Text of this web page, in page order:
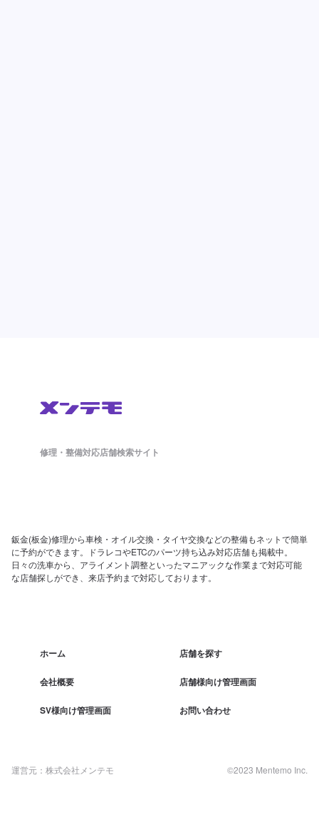
修理・整備対応店舗検索サイト
鈑金(板金)修理から車検・オイル交換・タイヤ交換などの整備もネットで簡単
に予約ができます。ドラレコやETCのパーツ持ち込み対応店舗も掲載中。
日々の洗車から、アライメント調整といったマニアックな作業まで対応可能
な店舗探しができ、来店予約まで対応しております。
ホーム 店舗を探す
会社概要 店舗様向け管理画面
SV様向け管理画面 お問い合わせ
運営元：株式会社メンテモ ©2023 Mentemo Inc.